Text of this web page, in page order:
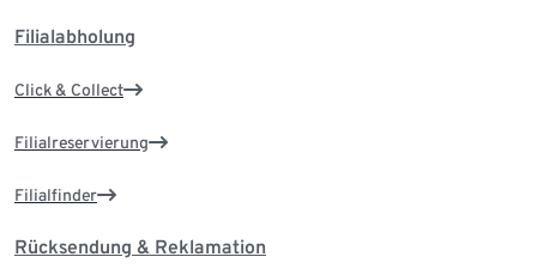
Filialabholung
Click & Collect
Filialreservierung
Filialfinder
Rücksendung & Reklamation